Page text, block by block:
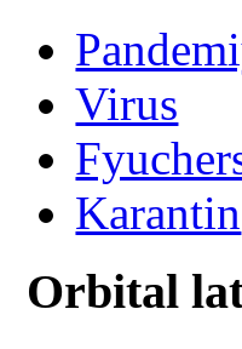
Virus
Karantin
Orbital